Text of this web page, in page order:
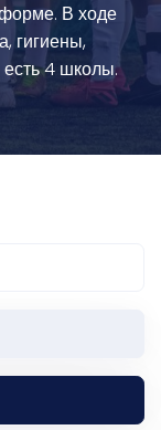
форме. В ходе
гигиены,
есть 4 школы.